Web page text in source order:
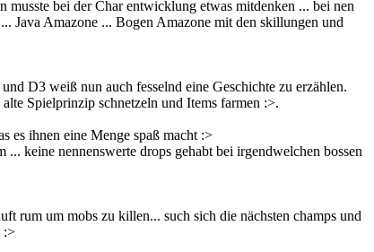
bei der Char entwicklung etwas mitdenken ... bei nen
Java Amazone ... Bogen Amazone mit den skillungen und
D3 weiß nun auch fesselnd eine Geschichte zu erzählen.
Spielprinzip schnetzeln und Items farmen :>.
es ihnen eine Menge spaß macht :>
keine nennenswerte drops gehabt bei irgendwelchen bossen
rum um mobs zu killen... such sich die nächsten champs und
:>